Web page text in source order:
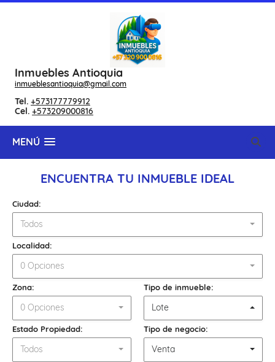
Inmuebles Antioquia
inmueblesantioquia@gmail.com
Tel. +573177779912
Cel. +573209000816
MENÚ
ENCUENTRA TU INMUEBLE IDEAL
Ciudad:
Todos
Localidad:
0 Opciones
Zona:
0 Opciones
Tipo de inmueble:
Lote
Estado Propiedad:
Todos
Tipo de negocio:
Venta